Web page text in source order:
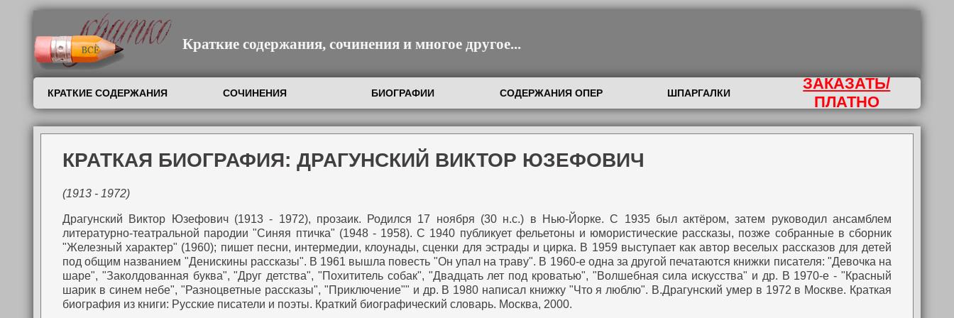
Краткие содержания, сочинения и многое другое...
КРАТКИЕ СОДЕРЖАНИЯ СОЧИНЕНИЯ БИОГРАФИИ СОДЕРЖАНИЯ ОПЕР ШПАРГАЛКИ
ЗАКАЗАТЬ/
ПЛАТНО
КРАТКАЯ БИОГРАФИЯ: ДРАГУНСКИЙ ВИКТОР ЮЗЕФОВИЧ
(1913 - 1972)
Драгунский Виктор Юзефович (1913 - 1972), прозаик. Родился 17 ноября (30 н.с.) в Нью-Йорке. С 1935 был актёром, затем руководил ансамблем
литературно-театральной пародии "Синяя птичка" (1948 - 1958). С 1940 публикует фельетоны и юмористические рассказы, позже собранные в сборник
"Железный характер" (1960); пишет песни, интермедии, клоунады, сценки для эстрады и цирка. В 1959 выступает как автор веселых рассказов для детей
под общим названием "Денискины рассказы". В 1961 вышла повесть "Он упал на траву". В 1960-е одна за другой печатаются книжки писателя: "Девочка на
шаре", "Заколдованная буква", "Друг детства", "Похититель собак", "Двадцать лет под кроватью", "Волшебная сила искусства" и др. В 1970-е - "Красный
шарик в синем небе", "Разноцветные рассказы", "Приключение"" и др. В 1980 написал книжку "Что я люблю". В.Драгунский умер в 1972 в Москве. Краткая
биография из книги: Русские писатели и поэты. Краткий биографический словарь. Москва, 2000.